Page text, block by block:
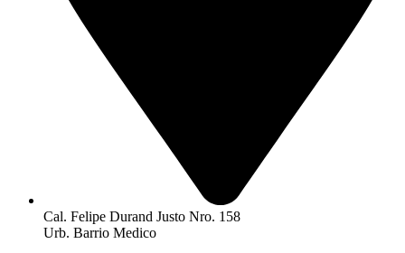
Cal. Felipe Durand Justo Nro. 158
Urb. Barrio Medico